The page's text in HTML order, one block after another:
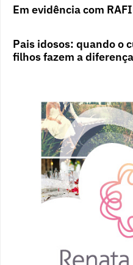
Em evidência com
Pais idosos: quando o
filhos fazem a diferença